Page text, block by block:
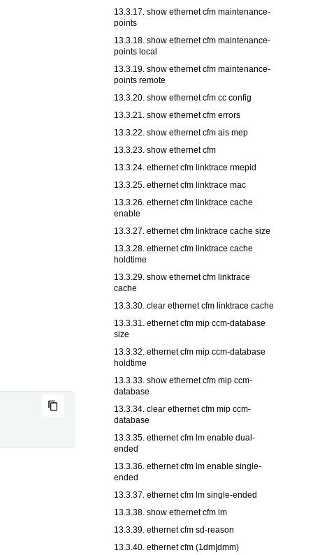
13.3.17. show ethernet cfm maintenance-
points
13.3.18. show ethernet cfm maintenance-
points local
13.3.19. show ethernet cfm maintenance-
points remote
13.3.20. show ethernet cfm cc config
13.3.21. show ethernet cfm errors
13.3.22. show ethernet cfm ais mep
13.3.23. show ethernet cfm
13.3.24. ethernet cfm linktrace rmepid
13.3.25. ethernet cfm linktrace mac
13.3.26. ethernet cfm linktrace cache
enable
13.3.27. ethernet cfm linktrace cache size
13.3.28. ethernet cfm linktrace cache
holdtime
13.3.29. show ethernet cfm linktrace
cache
13.3.30. clear ethernet cfm linktrace cache
13.3.31. ethernet cfm mip ccm-database
size
13.3.32. ethernet cfm mip ccm-database
holdtime
13.3.33. show ethernet cfm mip ccm-
database
13.3.34. clear ethernet cfm mip ccm-
database
13.3.35. ethernet cfm lm enable dual-
ended
13.3.36. ethernet cfm lm enable single-
ended
13.3.37. ethernet cfm lm single-ended
13.3.38. show ethernet cfm lm
13.3.39. ethernet cfm sd-reason
13.3.40. ethernet cfm (1dm|dmm)